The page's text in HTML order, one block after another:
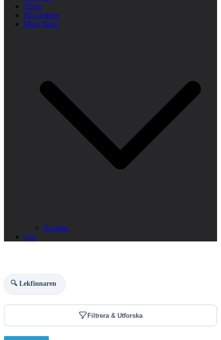
Tipsa!
Bli medlem
Mina Sidor
Kontakt
Om
🔍 Lekfinnaren
Filtrera & Utforska